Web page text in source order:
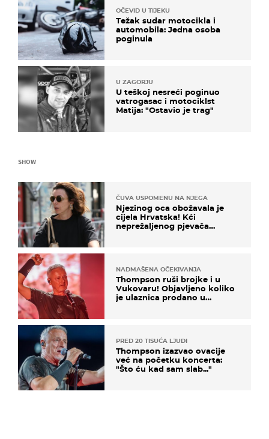
OČEVID U TIJEKU
Težak sudar motocikla i
automobila: Jedna osoba
poginula
U ZAGORJU
U teškoj nesreći poginuo
vatrogasac i motociklst
Matija: "Ostavio je trag"
SHOW
ČUVA USPOMENU NA NJEGA
Njezinog oca obožavala je
cijela Hrvatska! Kći
neprežaljenog pjevača
NADMAŠENA OČEKIVANJA
Thompson ruši brojke i u
Vukovaru! Objavljeno koliko
je ulaznica prodano u
PRED 20 TISUĆA LJUDI
Thompson izazvao ovacije
već na početku koncerta:
"Što ću kad sam slab..."